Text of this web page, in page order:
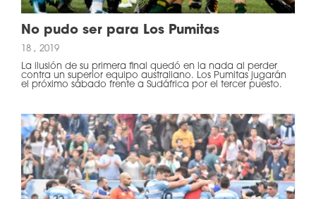
No pudo ser para Los Pumitas
18 , 2019
La ilusión de su primera final quedó en la nada al perder
contra un superior equipo australiano. Los Pumitas jugarán
el próximo sábado frente a Sudáfrica por el tercer puesto.